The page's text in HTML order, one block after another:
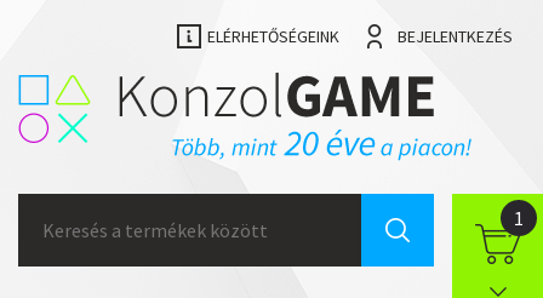
ELÉRHETŐSÉGEINK BEJELENTKEZÉS
for:
1